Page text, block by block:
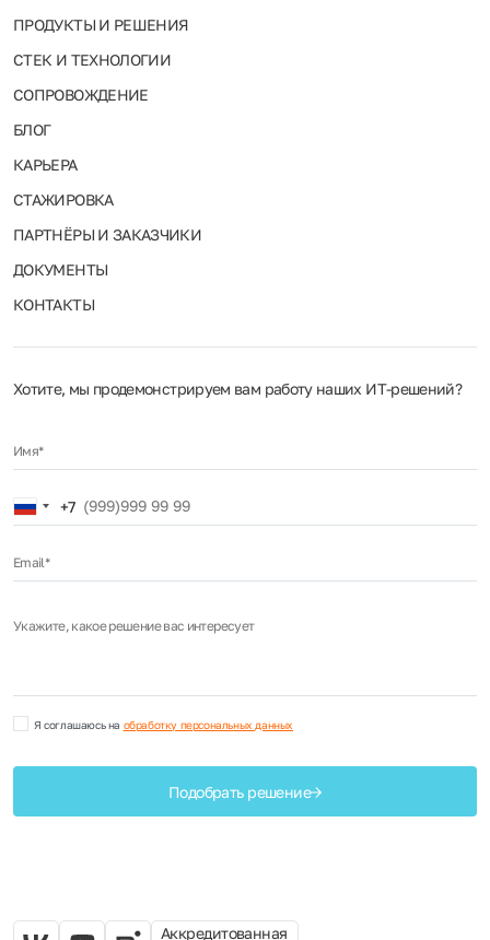
ПРОДУКТЫ И РЕШЕНИЯ
СТЕК И ТЕХНОЛОГИИ
СОПРОВОЖДЕНИЕ
БЛОГ
КАРЬЕРА
СТАЖИРОВКА
ПАРТНЁРЫ И ЗАКАЗЧИКИ
ДОКУМЕНТЫ
КОНТАКТЫ
Хотите, мы продемонстрируем вам работу наших ИТ‑решений?
Имя*
Russia
+7
+7
Email*
Укажите, какое решение вас интересует
Я соглашаюсь на обработку персональных данных
Подобрать решение
Аккредитованная